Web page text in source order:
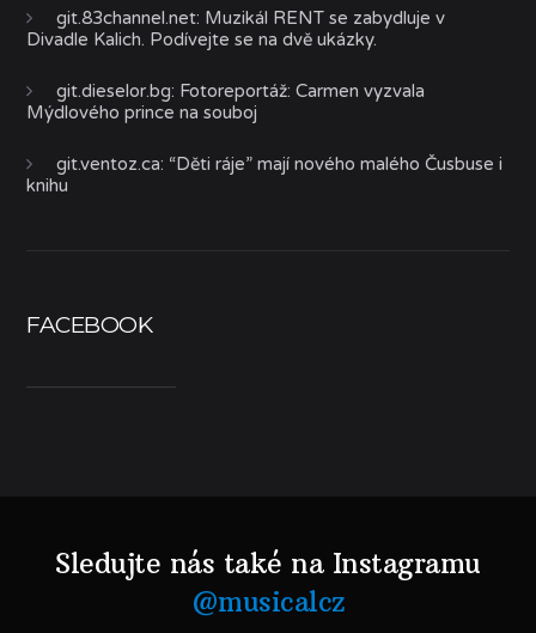
git.83channel.net: Muzikál RENT se zabydluje v
Divadle Kalich. Podívejte se na dvě ukázky.
git.dieselor.bg: Fotoreportáž: Carmen vyzvala
Mýdlového prince na souboj
git.ventoz.ca: “Děti ráje” mají nového malého Čusbuse i
knihu
FACEBOOK
Sledujte nás také na Instagramu
@musicalcz